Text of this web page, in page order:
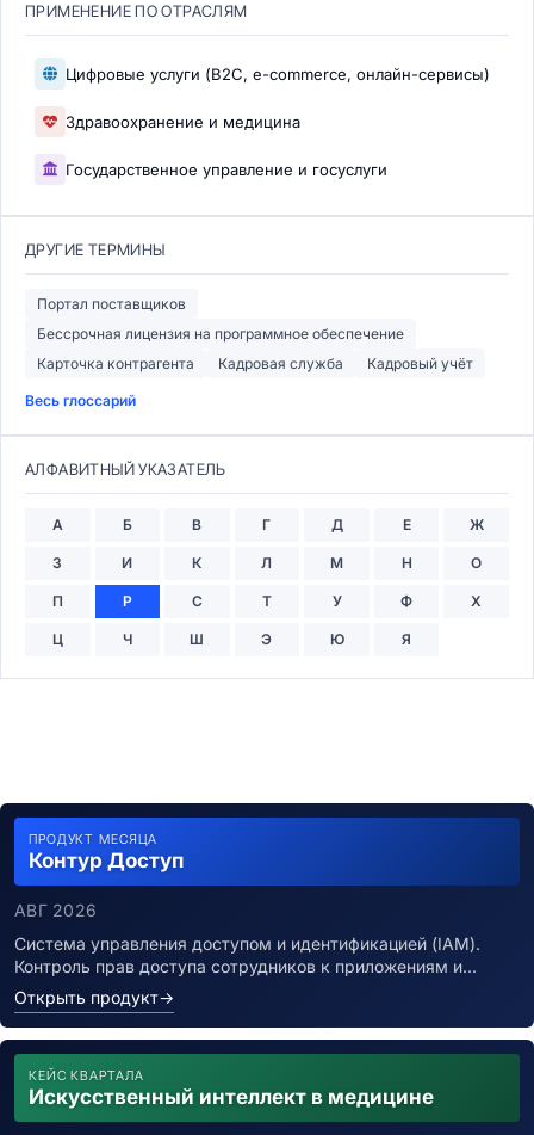
ПРИМЕНЕНИЕ ПО ОТРАСЛЯМ
Цифровые услуги (B2C, e-commerce, онлайн-сервисы)
Здравоохранение и медицина
Государственное управление и госуслуги
ДРУГИЕ ТЕРМИНЫ
Портал поставщиков
Бессрочная лицензия на программное обеспечение
Карточка контрагента
Кадровая служба Кадровый учёт
Весь глоссарий
АЛФАВИТНЫЙ УКАЗАТЕЛЬ
А Б В Г Д Е Ж
З И К Л М Н О
П Р С Т У Ф Х
Ц Ч Ш Э Ю Я
ПРОДУКТ МЕСЯЦА
Контур Доступ
АВГ 2026
Система управления доступом и идентификацией (IAM).
Контроль прав доступа сотрудников к приложениям и…
Открыть продукт→
КЕЙС КВАРТАЛА
Искусственный интеллект в медицине